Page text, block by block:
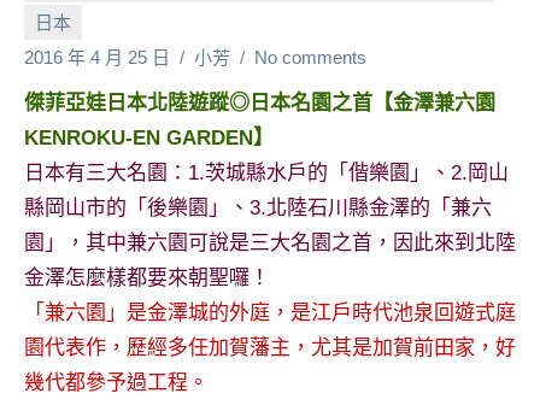
目
底、
外
景
目
主
持、
吳
哥
泰
國
日本
2016 年 4 月 25 日
小芳 No comments
傑菲亞娃日本北陸遊蹤◎日本名園之首【金澤兼六園
KENROKU-EN GARDEN】
日本有三大名園：1.茨城縣水戶的「偕樂園」、2.岡山
縣岡山市的「後樂園」、3.北陸石川縣金澤的「兼六
園」，其中兼六園可說是三大名園之首，因此來到北陸
金澤怎麼樣都要來朝聖囉！
「兼六園」是金澤城的外庭，是江戶時代池泉回遊式庭
園代表作，歷經多任加賀藩主，尤其是加賀前田家，好
幾代都參予過工程。